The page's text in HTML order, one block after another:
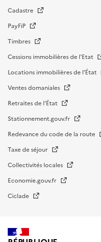
Cadastre
PayFiP
Timbres
Cessions immobilières de l'Etat
Locations immobilières de l’État
Ventes domaniales
Retraites de l'État
Stationnement.gouv.fr
Redevance du code de la route
Taxe de séjour
Collectivités locales
Economie.gouv.fr
Ciclade